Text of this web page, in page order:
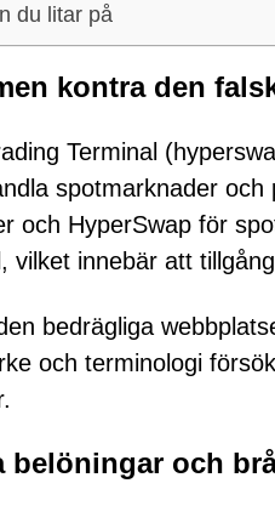
du litar på
kontra den
Terminal
spotmarknader
och HyperSwap för
vilket innebär att
bedrägliga
och terminologi
belöningar och